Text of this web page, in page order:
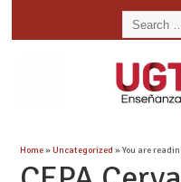
Home»Uncategorized » You are